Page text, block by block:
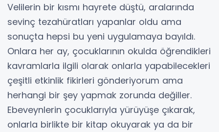
Velilerin bir kısmı hayrete düştü, aralarında
sevinç tezahüratları yapanlar oldu ama
sonuçta hepsi bu yeni uygulamaya bayıldı.
Onlara her ay, çocuklarının okulda öğrendikleri
kavramlarla ilgili olarak onlarla yapabilecekleri
çeşitli etkinlik fikirleri gönderiyorum ama
herhangi bir şey yapmak zorunda değiller.
Ebeveynlerin çocuklarıyla yürüyüşe çıkarak,
onlarla birlikte bir kitap okuyarak ya da bir